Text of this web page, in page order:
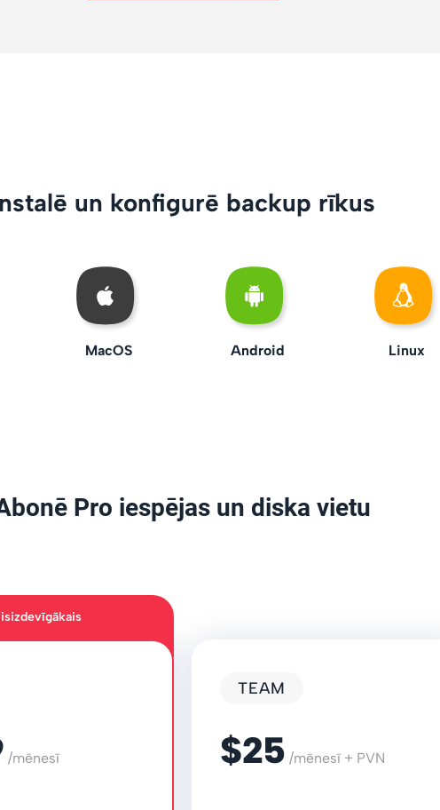
un konfigurē backup rīkus
MacOS Android Linux
Pro iespējas un diska vietu
/mēnesī
TEAM
$25 /mēnesī + PVN